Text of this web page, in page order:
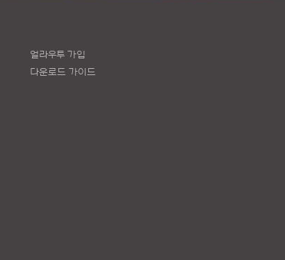
얼라우투 가입
다운로드 가이드